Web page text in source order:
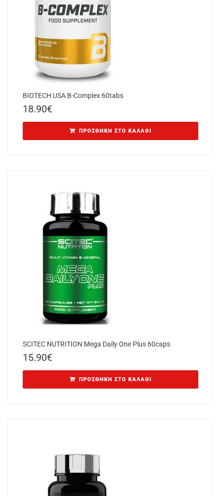
BIOTECH USA B-Complex 60tabs
18.90€
ΠΡΟΣΘΉΚΗ ΣΤΟ ΚΑΛΆΘΙ
SCITEC NUTRITION Mega Daily One Plus 60caps
15.90€
ΠΡΟΣΘΉΚΗ ΣΤΟ ΚΑΛΆΘΙ